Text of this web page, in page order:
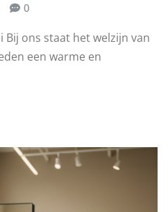
0
Bij ons staat het welzijn van
een warme en